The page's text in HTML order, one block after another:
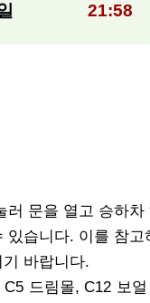
21:58
문을 열고 승하
습니다. 이를 참
바랍니다.
드림몰, C12 보